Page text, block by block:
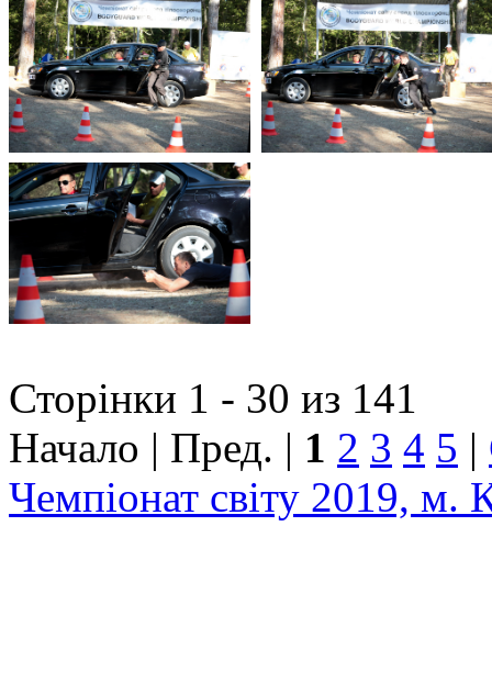
Сторінки 1 - 30 из 141
Начало | Пред. | 1 2 3 4 5 |
Чемпіонат світу 2019, м.